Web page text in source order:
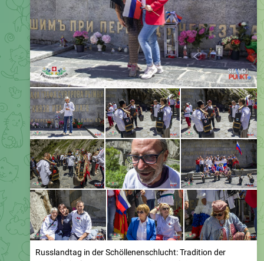
Russlandtag in der Schöllenenschlucht: Tradition der
Freundschaft, Souveränität und Neutralität